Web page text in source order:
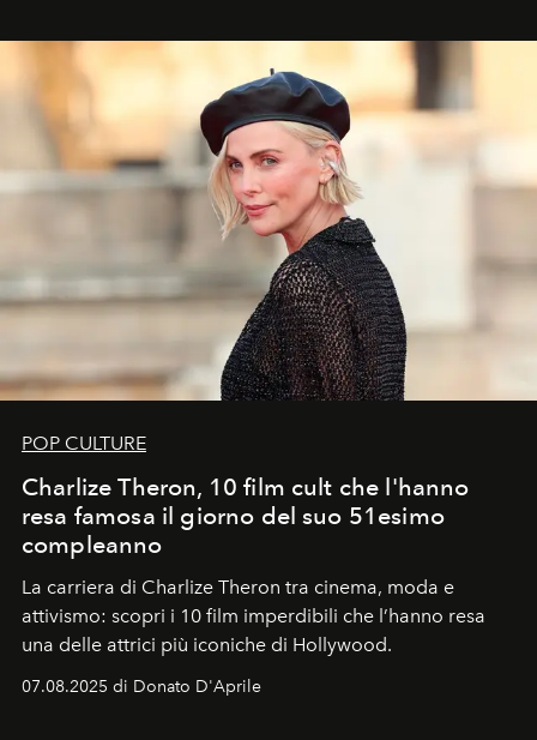
POP CULTURE
Charlize Theron, 10 film cult che l'hanno
resa famosa il giorno del suo 51esimo
compleanno
La carriera di Charlize Theron tra cinema, moda e
attivismo: scopri i 10 film imperdibili che l’hanno resa
una delle attrici più iconiche di Hollywood.
07.08.2025 di Donato D'Aprile